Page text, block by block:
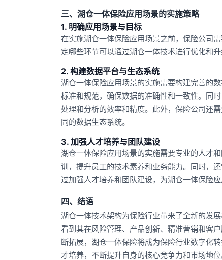
三、湖仓一体保险应用场景的实施策略
1. 明确应用场景与目标
在实施湖仓一体保险应用场景之前，保险公司
定哪些环节可以通过湖仓一体技术进行优化和
2. 构建数据平台与生态系统
湖仓一体保险应用场景的实施需要构建完善的
标准和规范，确保数据的准确性和一致性。同
处理和分析的效率和精度。此外，保险公司还
同的数据生态系统。
3. 加强人才培养与团队建设
湖仓一体保险应用场景的实施需要专业的人才
训，提升员工的技术素养和业务能力。同时，
过加强人才培养和团队建设，为湖仓一体保险
四、结语
湖仓一体技术架构为保险行业带来了全新的发
看到其在风险管理、产品创新、精准营销和客
断拓展，湖仓一体保险将成为保险行业数字化
才培养，不断提升自身的核心竞争力和市场地位